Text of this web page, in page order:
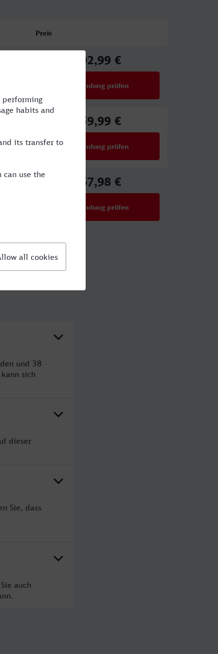
Preis
92,99 €
Verbindung prüfen
59,99 €
Verbindung prüfen
67,98 €
Verbindung prüfen
und 38
sich
dieser
Sie, dass
auch